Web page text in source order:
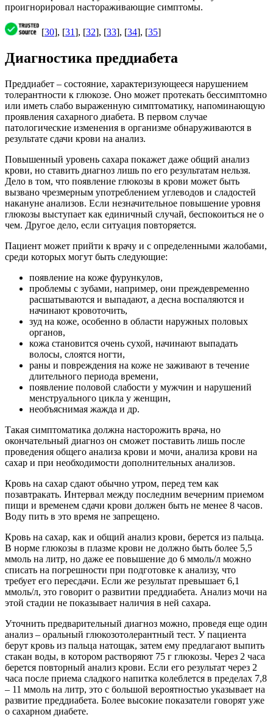
проигнорировал настораживающие симптомы.
[30], [31], [32], [33], [34], [35]
Диагностика преддиабета
Преддиабет – состояние, характеризующееся нарушением
толерантности к глюкозе. Оно может протекать бессимптомно
или иметь слабо выраженную симптоматику, напоминающую
проявления сахарного диабета. В первом случае
патологические изменения в организме обнаруживаются в
результате сдачи крови на анализ.
Повышенный уровень сахара покажет даже общий анализ
крови, но ставить диагноз лишь по его результатам нельзя.
Дело в том, что появление глюкозы в крови может быть
вызвано чрезмерным употреблением углеводов и сладостей
накануне анализов. Если незначительное повышение уровня
глюкозы выступает как единичный случай, беспокоиться не о
чем. Другое дело, если ситуация повторяется.
Пациент может прийти к врачу и с определенными жалобами,
среди которых могут быть следующие:
появление на коже фурункулов,
проблемы с зубами, например, они преждевременно
расшатываются и выпадают, а десна воспаляются и
начинают кровоточить,
зуд на коже, особенно в области наружных половых
органов,
кожа становится очень сухой, начинают выпадать
волосы, слоятся ногти,
раны и повреждения на коже не заживают в течение
длительного периода времени,
появление половой слабости у мужчин и нарушений
менструального цикла у женщин,
необъяснимая жажда и др.
Такая симптоматика должна насторожить врача, но
окончательный диагноз он сможет поставить лишь после
проведения общего анализа крови и мочи, анализа крови на
сахар и при необходимости дополнительных анализов.
Кровь на сахар сдают обычно утром, перед тем как
позавтракать. Интервал между последним вечерним приемом
пищи и временем сдачи крови должен быть не менее 8 часов.
Воду пить в это время не запрещено.
Кровь на сахар, как и общий анализ крови, берется из пальца.
В норме глюкозы в плазме крови не должно быть более 5,5
ммоль на литр, но даже ее повышение до 6 ммоль/л можно
списать на погрешности при подготовке к анализу, что
требует его пересдачи. Если же результат превышает 6,1
ммоль/л, это говорит о развитии преддиабета. Анализ мочи на
этой стадии не показывает наличия в ней сахара.
Уточнить предварительный диагноз можно, проведя еще один
анализ – оральный глюкозотолерантный тест. У пациента
берут кровь из пальца натощак, затем ему предлагают выпить
стакан воды, в котором растворяют 75 г глюкозы. Через 2 часа
берется повторный анализ крови. Если его результат через 2
часа после приема сладкого напитка колеблется в пределах 7,8
– 11 ммоль на литр, это с большой вероятностью указывает на
развитие преддиабета. Более высокие показатели говорят уже
о сахарном диабете.